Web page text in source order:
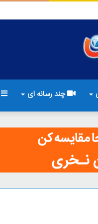
چند رسانه ای